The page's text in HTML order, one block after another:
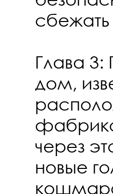
Глава 3:
дом,
через
новые